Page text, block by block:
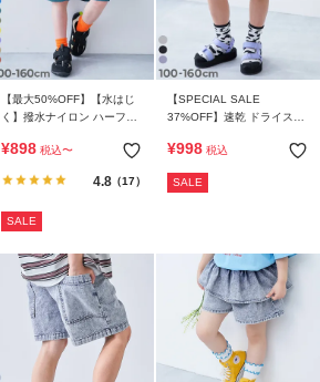
【最大50%OFF】【水はじ
く】撥水ナイロン ハーフパ
¥898 税込〜
4.8（17）
SALE
【SPECIAL SALE
37%OFF】速乾 ドライスウ
¥998 税込
SALE